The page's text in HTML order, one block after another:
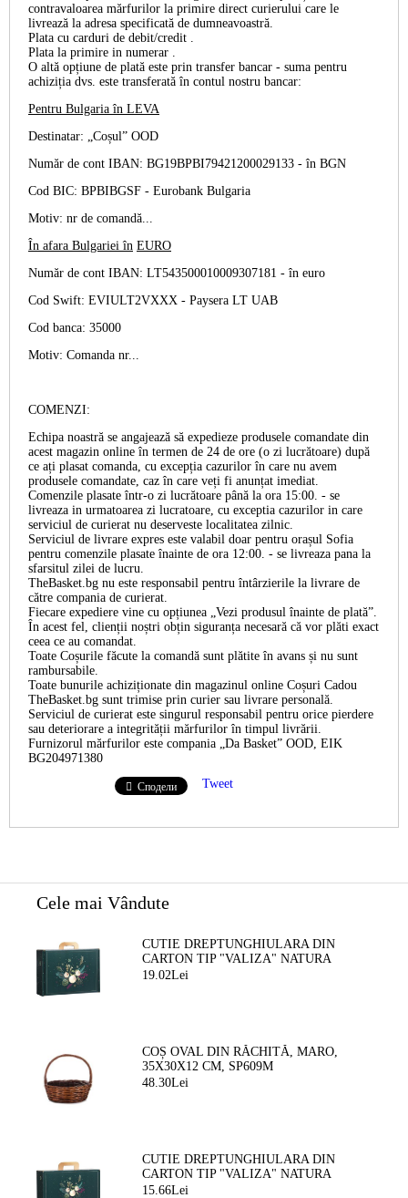
contravaloarea mărfurilor la primire direct curierului care le
livrează la adresa specificată de dumneavoastră.
Plata cu carduri de debit/credit
Plata la primire in numerar
O altă opțiune de plată este prin transfer bancar - suma pentru
achiziția dvs. este transferată în contul nostru bancar:
Pentru Bulgaria în LEVA
Destinatar: „Coșul” OOD
Număr de cont IBAN: BG19BPBI79421200029133 -în BGN
Cod BIC: BPBIBGSF - Eurobank Bulgaria
Motiv: nr de comandă...
În afara Bulgariei în EURO
Număr de cont IBAN: LT543500010009307181 -în euro
Cod Swift: EVIULT2VXXX - Paysera LT UAB
Cod banca: 35000
Motiv: Comanda nr...
COMENZI:
Echipa noastră se angajează să expedieze produsele comandate din
acest magazin online în termen de 24 de ore (o zi lucrătoare) după
ce ați plasat comanda, cu excepția cazurilor în care nu avem
produsele comandate, caz în care veți fi anunțat imediat.
Comenzile plasate într-o zi lucrătoare până la ora 15:00. - se
livreaza in urmatoarea zi lucratoare, cu exceptia cazurilor in care
serviciul de curierat nu deserveste localitatea zilnic.
Serviciul de livrare expres este valabil doar pentru orașul Sofia
pentru comenzile plasate înainte de ora 12:00. - se livreaza pana la
sfarsitul zilei de lucru.
TheBasket.bg nu este responsabil pentru întârzierile la livrare de
către compania de curierat.
Fiecare expediere vine cu opțiunea „Vezi produsul înainte de plată”.
În acest fel, clienții noștri obțin siguranța necesară că vor plăti exact
ceea ce au comandat.
Toate Coșurile făcute la comandă sunt plătite în avans și nu sunt
rambursabile.
Toate bunurile achiziționate din magazinul online Coșuri Cadou
TheBasket.bg sunt trimise prin curier sau livrare personală.
Serviciul de curierat este singurul responsabil pentru orice pierdere
sau deteriorare a integrității mărfurilor în timpul livrării.
Furnizorul mărfurilor este compania „Da Basket” OOD, EIK
BG204971380
Сподели Tweet
Cele mai Vândute
CUTIE DREPTUNGHIULARA DIN
CARTON TIP "VALIZA" NATURA
FERMECATA VERDE/AURIE, 34,2 X
19.02Lei
COȘ OVAL DIN RĂCHITĂ, MARO,
35X30X12 CM, SP609M
48.30Lei
CUTIE DREPTUNGHIULARA DIN
CARTON TIP "VALIZA" NATURA
FERMEATA VERDE/AURIE, 33,0 X 18,5
15.66Lei